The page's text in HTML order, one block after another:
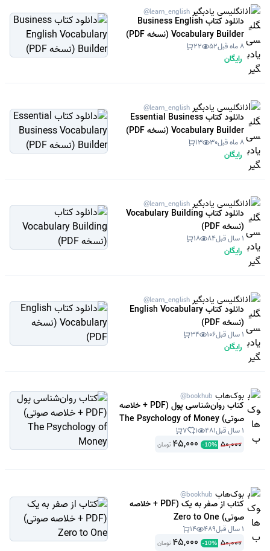
انگلیسی یادبگیر @learn_english
دانلود کتاب Business English
Vocabulary Builder (نسخه PDF)
8 ماه قبل 52
22
رایگان
انگلیسی یادبگیر @learn_english
دانلود کتاب Essential Business
Vocabulary Builder (نسخه PDF)
8 ماه قبل 30
13
رایگان
انگلیسی یادبگیر @learn_english
دانلود کتاب Vocabulary Building
(نسخه PDF)
1 سال قبل 84
18
رایگان
انگلیسی یادبگیر @learn_english
دانلود کتاب English Vocabulary
(نسخه PDF)
1 سال قبل 106
34
رایگان
بوک‌هاب @bookhub
کتاب روان‌شناسی پول (PDF + خلاصه
صوتی) The Psychology of Money
1 سال قبل 481
1
7
50,000
-10%
45,000 تومان
بوک‌هاب @bookhub
کتاب از صفر به یک (PDF + خلاصه
صوتی) Zero to One
1 سال قبل 489
14
50,000
-10%
45,000 تومان